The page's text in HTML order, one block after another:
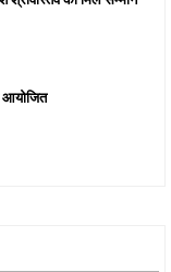
आयोजित